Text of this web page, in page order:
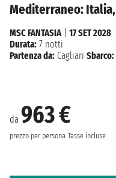
Mediterraneo: Italia,
da 963 €
prezzo per persona Tasse incluse
MSC FANTASIA
17 SET 2028
Durata: 7 notti
Partenza da: Cagliari Sbarco: